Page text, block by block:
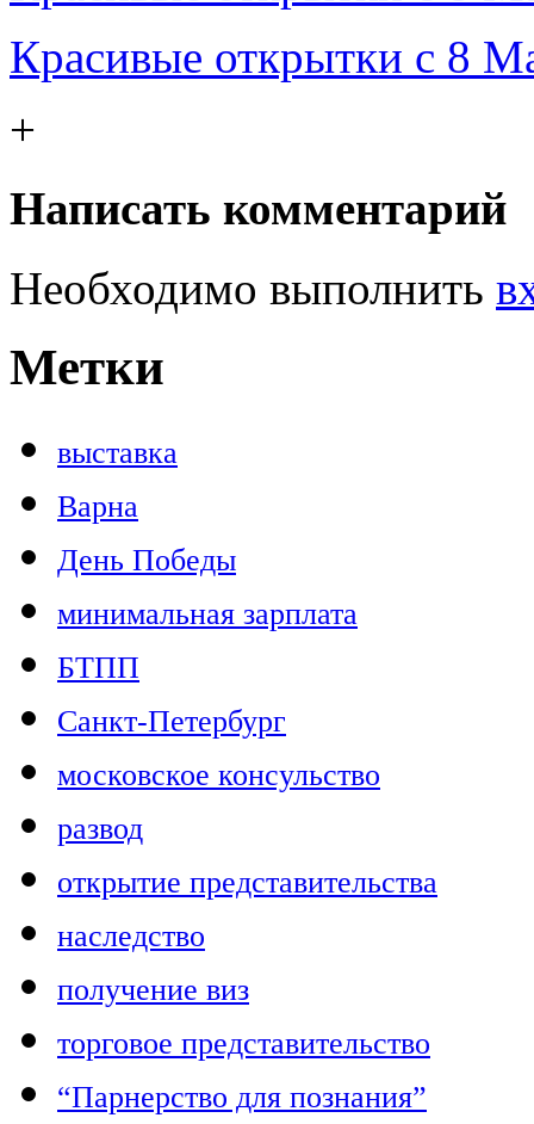
Красивые открытки с 8
+
Написать комментарий
Необходимо выполнить
Метки
выставка
Варна
День Победы
минимальная зарплата
БТПП
Санкт-Петербург
московское консульство
развод
открытие представительства
наследство
получение виз
торговое представительство
“Парнерство для познания”